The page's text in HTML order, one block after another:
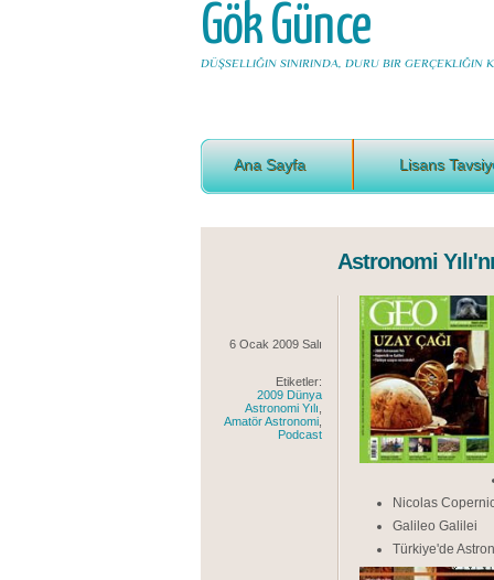
Gök Günce
DÜŞSELLIĞIN SINIRINDA, DURU BIR GERÇEKLIĞIN
Ana Sayfa Lisans
6 Ocak 2009 Salı
Etiketler:
2009 Dünya
Astronomi Yılı
Amatör Astronomi
Podcast
Astronomi
Nicolas
Galileo Galilei
Türkiye'de